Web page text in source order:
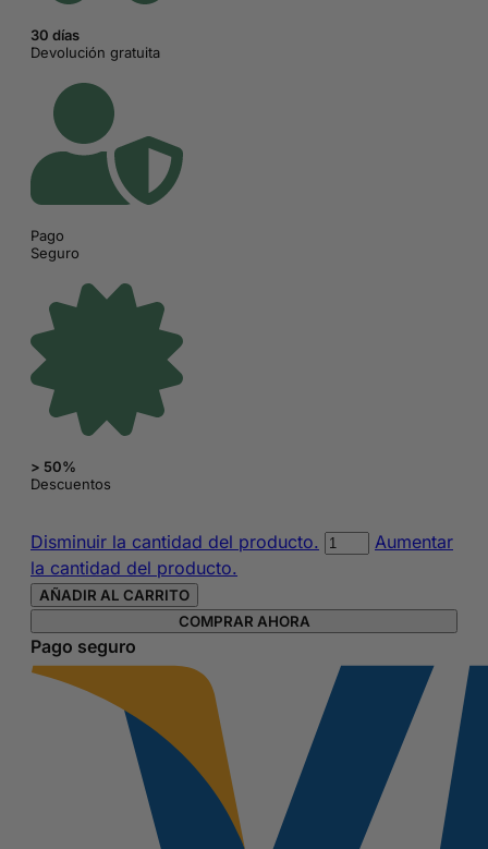
30 días
Devolución gratuita
Pago
Seguro
> 50%
Descuentos
Disminuir la cantidad del producto. Pack
rojas
Nancy
pegamento
Aumentar
la cantidad del producto.
AÑADIR AL CARRITO
COMPRAR AHORA
Pago seguro